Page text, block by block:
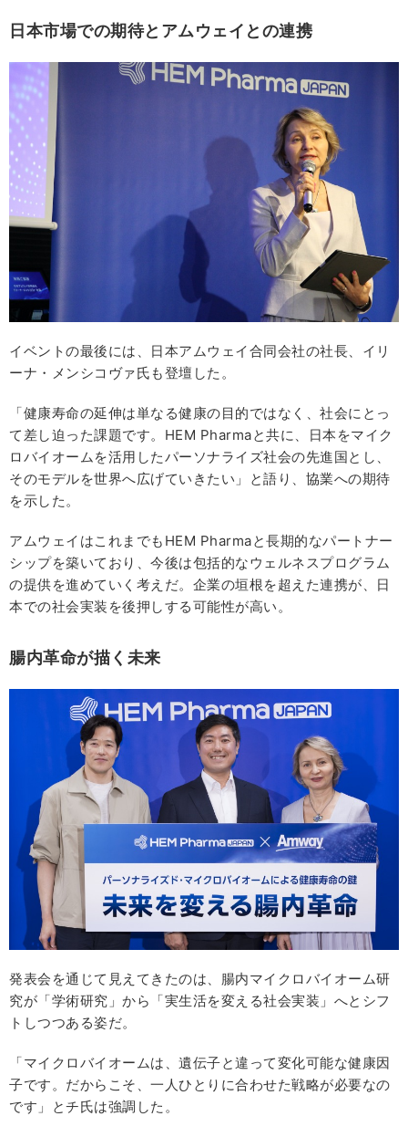
日本市場での期待とアムウェイとの連携
イベントの最後には、日本アムウェイ合同会社の社長、イリ
ーナ・メンシコヴァ氏も登壇した。
「健康寿命の延伸は単なる健康の目的ではなく、社会にとっ
て差し迫った課題です。HEM Pharmaと共に、日本をマイク
ロバイオームを活用したパーソナライズ社会の先進国とし、
そのモデルを世界へ広げていきたい」と語り、協業への期待
を示した。
アムウェイはこれまでもHEM Pharmaと長期的なパートナー
シップを築いており、今後は包括的なウェルネスプログラム
の提供を進めていく考えだ。企業の垣根を超えた連携が、日
本での社会実装を後押しする可能性が高い。
腸内革命が描く未来
発表会を通じて見えてきたのは、腸内マイクロバイオーム研
究が「学術研究」から「実生活を変える社会実装」へとシフ
トしつつある姿だ。
「マイクロバイオームは、遺伝子と違って変化可能な健康因
子です。だからこそ、一人ひとりに合わせた戦略が必要なの
です」とチ氏は強調した。